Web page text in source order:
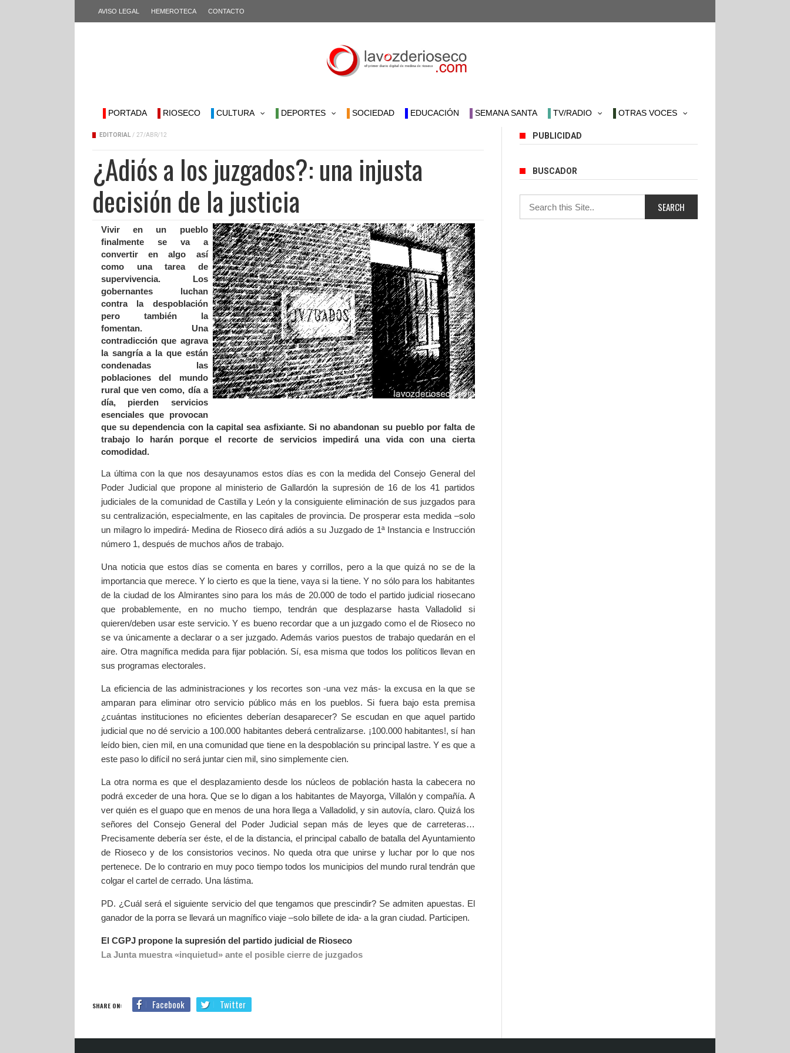
AVISO LEGAL HEMEROTECA CONTACTO
PORTADA RIOSECO CULTURA DEPORTES SOCIEDAD EDUCACIÓN SEMANA SANTA TV/RADIO OTRAS VOCES
EDITORIAL / 27/ABR/12
¿Adiós a los juzgados?: una injusta
decisión de la justicia
Vivir en un pueblo
finalmente se va a
convertir en algo así
como una tarea de
supervivencia. Los
gobernantes luchan
contra la despoblación
pero también la
fomentan. Una
contradicción que agrava
la sangría a la que están
condenadas las
poblaciones del mundo
rural que ven como, día a
día, pierden servicios
esenciales que provocan
que su dependencia con la capital sea asfixiante. Si no abandonan su pueblo por falta de
trabajo lo harán porque el recorte de servicios impedirá una vida con una cierta
comodidad.
La última con la que nos desayunamos estos días es con la medida del Consejo General del
Poder Judicial que propone al ministerio de Gallardón la supresión de 16 de los 41 partidos
judiciales de la comunidad de Castilla y León y la consiguiente eliminación de sus juzgados para
su centralización, especialmente, en las capitales de provincia. De prosperar esta medida –solo
un milagro lo impedirá- Medina de Rioseco dirá adiós a su Juzgado de 1ª Instancia e Instrucción
número 1, después de muchos años de trabajo.
Una noticia que estos días se comenta en bares y corrillos, pero a la que quizá no se de la
importancia que merece. Y lo cierto es que la tiene, vaya si la tiene. Y no sólo para los habitantes
de la ciudad de los Almirantes sino para los más de 20.000 de todo el partido judicial riosecano
que probablemente, en no mucho tiempo, tendrán que desplazarse hasta Valladolid si
quieren/deben usar este servicio. Y es bueno recordar que a un juzgado como el de Rioseco no
se va únicamente a declarar o a ser juzgado. Además varios puestos de trabajo quedarán en el
aire. Otra magnífica medida para fijar población. Sí, esa misma que todos los políticos llevan en
sus programas electorales.
La eficiencia de las administraciones y los recortes son -una vez más- la excusa en la que se
amparan para eliminar otro servicio público más en los pueblos. Si fuera bajo esta premisa
¿cuántas instituciones no eficientes deberían desaparecer? Se escudan en que aquel partido
judicial que no dé servicio a 100.000 habitantes deberá centralizarse. ¡100.000 habitantes!, sí han
leído bien, cien mil, en una comunidad que tiene en la despoblación su principal lastre. Y es que a
este paso lo difícil no será juntar cien mil, sino simplemente cien.
La otra norma es que el desplazamiento desde los núcleos de población hasta la cabecera no
podrá exceder de una hora. Que se lo digan a los habitantes de Mayorga, Villalón y compañía. A
ver quién es el guapo que en menos de una hora llega a Valladolid, y sin autovía, claro. Quizá los
señores del Consejo General del Poder Judicial sepan más de leyes que de carreteras…
Precisamente debería ser éste, el de la distancia, el principal caballo de batalla del Ayuntamiento
de Rioseco y de los consistorios vecinos. No queda otra que unirse y luchar por lo que nos
pertenece. De lo contrario en muy poco tiempo todos los municipios del mundo rural tendrán que
colgar el cartel de cerrado. Una lástima.
PD. ¿Cuál será el siguiente servicio del que tengamos que prescindir? Se admiten apuestas. El
ganador de la porra se llevará un magnífico viaje –solo billete de ida- a la gran ciudad. Participen.
El CGPJ propone la supresión del partido judicial de Rioseco
La Junta muestra «inquietud» ante el posible cierre de juzgados
SHARE ON: Facebook Twitter
PUBLICIDAD
BUSCADOR